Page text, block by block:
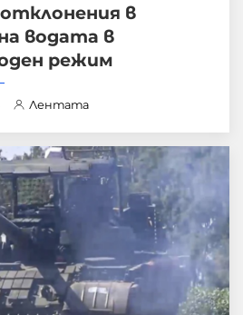
в
водата в
режим
Лентата